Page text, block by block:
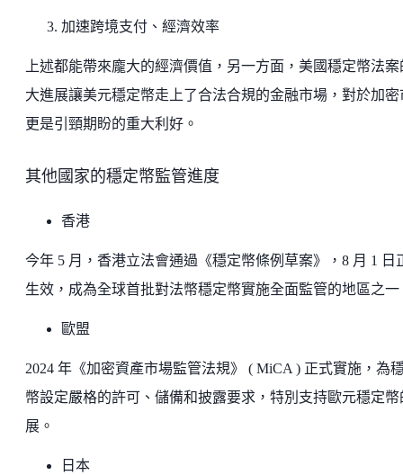
加速跨境支付、經濟效率
上述都能帶來龐大的經濟價值，另一方面，美國穩定幣法案
大進展讓美元穩定幣走上了合法合規的金融市場，對於加密
更是引頸期盼的重大利好。
其他國家的穩定幣監管進度
香港
今年 5 月，香港立法會通過《穩定幣條例草案》，8 月 1 日
生效，成為全球首批對法幣穩定幣實施全面監管的地區之一
歐盟
2024 年《加密資產市場監管法規》 ( MiCA ) 正式實施，為
幣設定嚴格的許可、儲備和披露要求，特別支持歐元穩定幣
展。
日本